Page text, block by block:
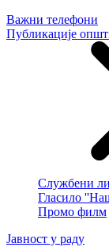
Важни телефони
Публикације
Службени
Гласило
Промо филм
Јавност у раду